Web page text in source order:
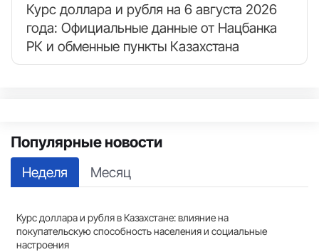
Курс доллара и рубля на 6 августа 2026
года: Официальные данные от Нацбанка
РК и обменные пункты Казахстана
Популярные новости
Неделя Месяц
Курс доллара и рубля в Казахстане: влияние на
покупательскую способность населения и социальные
настроения